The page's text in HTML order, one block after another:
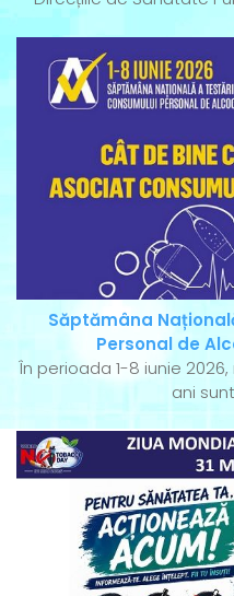
Săptămâna
Personal de
În perioada 1-8 iunie
ani